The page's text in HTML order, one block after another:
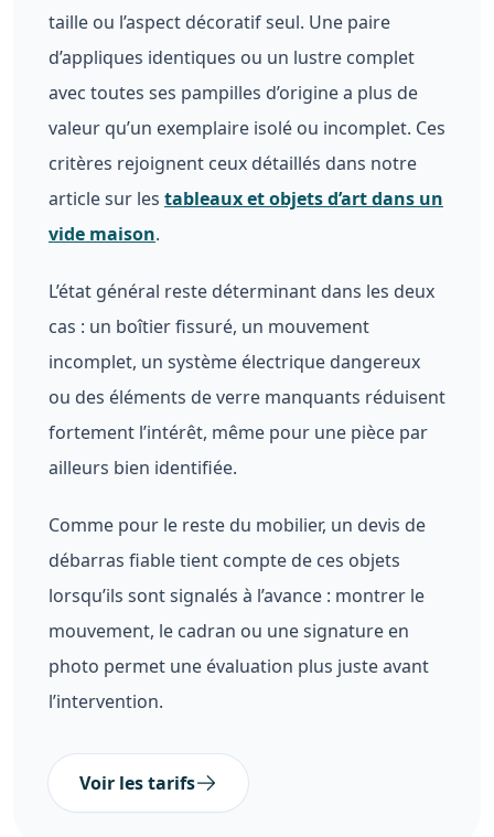
taille ou l’aspect décoratif seul. Une paire
d’appliques identiques ou un lustre complet
avec toutes ses pampilles d’origine a plus de
valeur qu’un exemplaire isolé ou incomplet. Ces
critères rejoignent ceux détaillés dans notre
article sur les tableaux et objets d’art dans un
vide maison.
L’état général reste déterminant dans les deux
cas : un boîtier fissuré, un mouvement
incomplet, un système électrique dangereux
ou des éléments de verre manquants réduisent
fortement l’intérêt, même pour une pièce par
ailleurs bien identifiée.
Comme pour le reste du mobilier, un devis de
débarras fiable tient compte de ces objets
lorsqu’ils sont signalés à l’avance : montrer le
mouvement, le cadran ou une signature en
photo permet une évaluation plus juste avant
l’intervention.
Voir les tarifs